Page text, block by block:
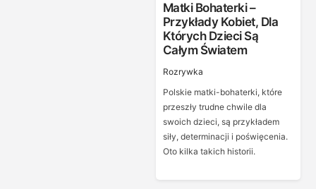
Matki Bohaterki –
Przykłady Kobiet, Dla
Których Dzieci Są
Całym Światem
Rozrywka
Polskie matki-bohaterki, które
przeszły trudne chwile dla
swoich dzieci, są przykładem
siły, determinacji i poświęcenia.
Oto kilka takich historii.